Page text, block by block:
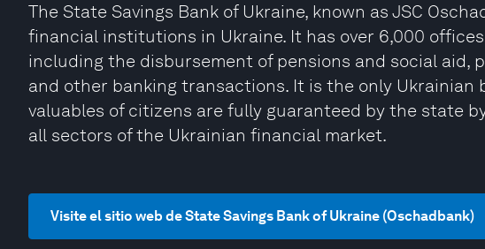
The State Savings Bank of Ukraine, known as JSC
financial institutions in Ukraine. It has over 6,000
including the disbursement of pensions and social aid,
and other banking transactions. It is the only Ukrainian
valuables of citizens are fully guaranteed by the state
all sectors of the Ukrainian financial market.
Visite el sitio web de State Savings Bank of Ukraine (Oschadbank)